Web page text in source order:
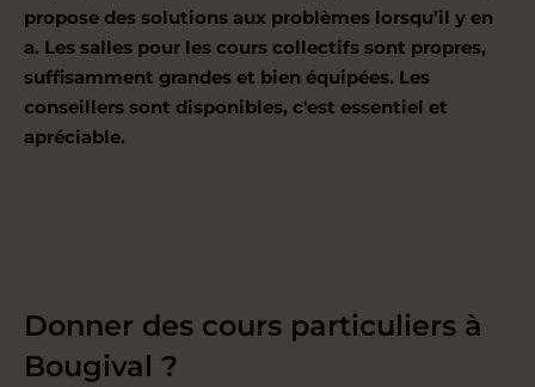
propose des solutions aux problèmes lorsqu’il y en
a. Les salles pour les cours collectifs sont propres,
suffisamment grandes et bien équipées. Les
conseillers sont disponibles, c'est essentiel et
apréciable.
Donner des cours particuliers à
Bougival ?